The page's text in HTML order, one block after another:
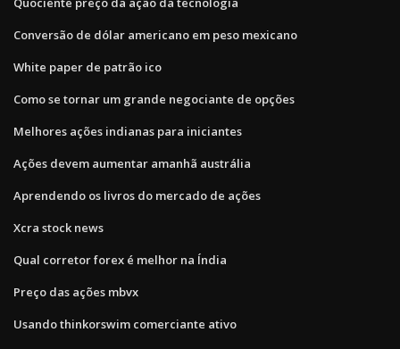
Conversão de dólar americano em peso mexicano
White paper de patrão ico
Como se tornar um grande negociante de opções
Melhores ações indianas para iniciantes
Ações devem aumentar amanhã austrália
Aprendendo os livros do mercado de ações
Xcra stock news
Qual corretor forex é melhor na Índia
Preço das ações mbvx
Usando thinkorswim comerciante ativo